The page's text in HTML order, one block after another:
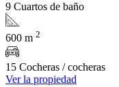
9 Cuartos de baño
600 m 2
15 Cocheras / cocheras
Ver la propiedad